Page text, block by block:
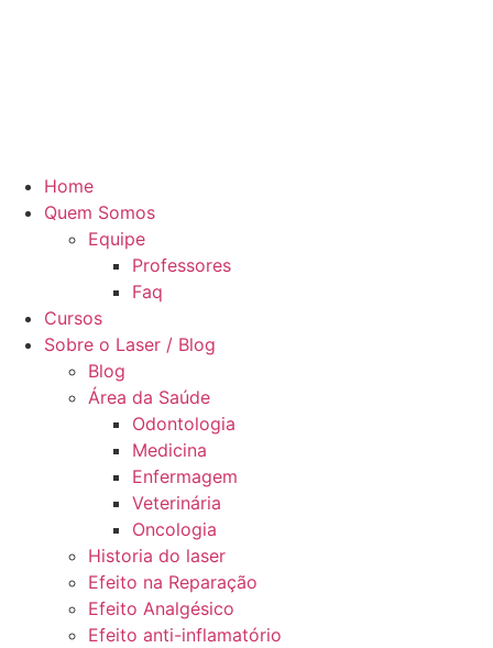
Home
Quem Somos
Equipe
Professores
Faq
Cursos
Sobre o Laser / Blog
Blog
Área da Saúde
Odontologia
Medicina
Enfermagem
Veterinária
Oncologia
Historia do laser
Efeito na Reparação
Efeito Analgésico
Efeito anti-inflamatório